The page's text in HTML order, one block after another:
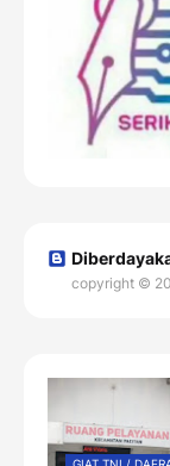
copyright ©